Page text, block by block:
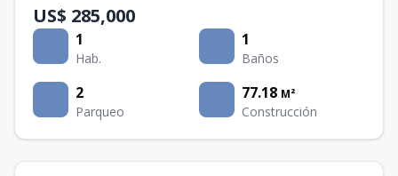
US$ 285,000
1
Hab.
1
Baños
2
Parqueo
77.18 M²
Construcción